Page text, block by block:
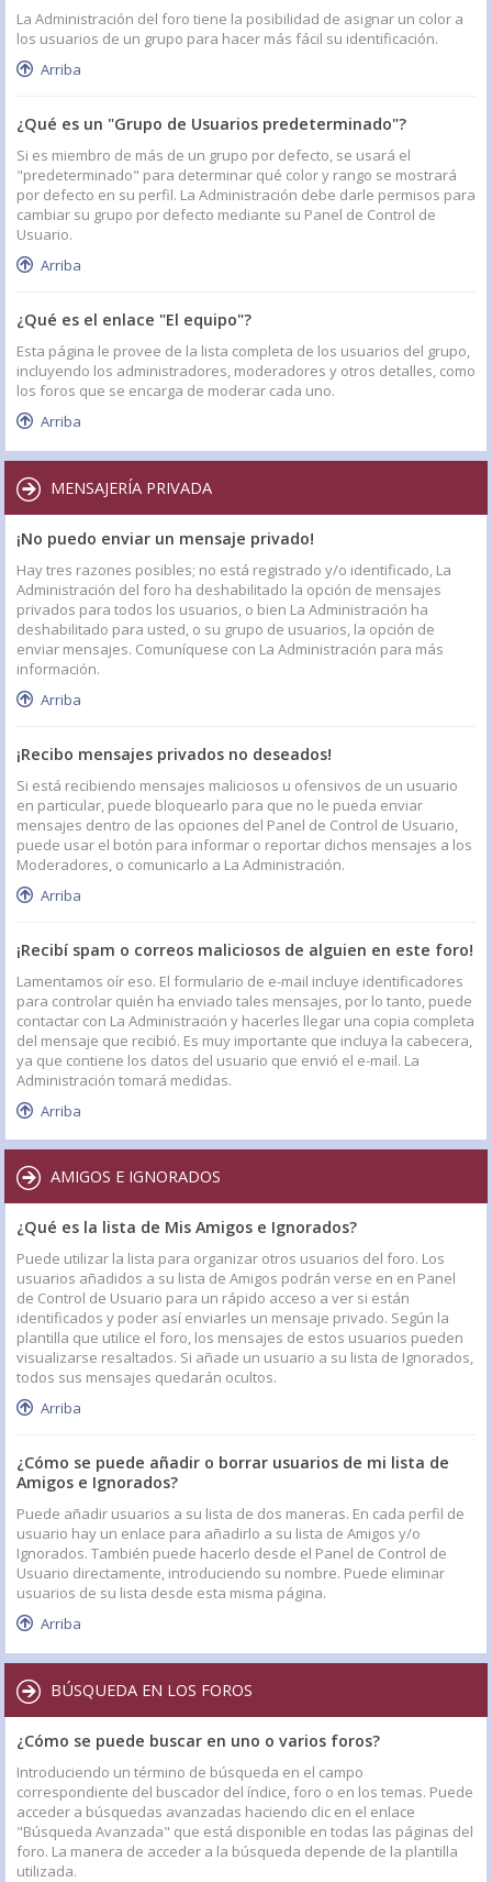
La Administración del foro tiene la posibilidad de asignar un color a
los usuarios de un grupo para hacer más fácil su identificación.
Arriba
¿Qué es un "Grupo de Usuarios predeterminado"?
Si es miembro de más de un grupo por defecto, se usará el
"predeterminado" para determinar qué color y rango se mostrará
por defecto en su perfil. La Administración debe darle permisos para
cambiar su grupo por defecto mediante su Panel de Control de
Usuario.
Arriba
¿Qué es el enlace "El equipo"?
Esta página le provee de la lista completa de los usuarios del grupo,
incluyendo los administradores, moderadores y otros detalles, como
los foros que se encarga de moderar cada uno.
Arriba
MENSAJERÍA PRIVADA
¡No puedo enviar un mensaje privado!
Hay tres razones posibles; no está registrado y/o identificado, La
Administración del foro ha deshabilitado la opción de mensajes
privados para todos los usuarios, o bien La Administración ha
deshabilitado para usted, o su grupo de usuarios, la opción de
enviar mensajes. Comuníquese con La Administración para más
información.
Arriba
¡Recibo mensajes privados no deseados!
Si está recibiendo mensajes maliciosos u ofensivos de un usuario
en particular, puede bloquearlo para que no le pueda enviar
mensajes dentro de las opciones del Panel de Control de Usuario,
puede usar el botón para informar o reportar dichos mensajes a los
Moderadores, o comunicarlo a La Administración.
Arriba
¡Recibí spam o correos maliciosos de alguien en este foro!
Lamentamos oír eso. El formulario de e-mail incluye identificadores
para controlar quién ha enviado tales mensajes, por lo tanto, puede
contactar con La Administración y hacerles llegar una copia completa
del mensaje que recibió. Es muy importante que incluya la cabecera,
ya que contiene los datos del usuario que envió el e-mail. La
Administración tomará medidas.
Arriba
AMIGOS E IGNORADOS
¿Qué es la lista de Mis Amigos e Ignorados?
Puede utilizar la lista para organizar otros usuarios del foro. Los
usuarios añadidos a su lista de Amigos podrán verse en en Panel
de Control de Usuario para un rápido acceso a ver si están
identificados y poder así enviarles un mensaje privado. Según la
plantilla que utilice el foro, los mensajes de estos usuarios pueden
visualizarse resaltados. Si añade un usuario a su lista de Ignorados,
todos sus mensajes quedarán ocultos.
Arriba
¿Cómo se puede añadir o borrar usuarios de mi lista de
Amigos e Ignorados?
Puede añadir usuarios a su lista de dos maneras. En cada perfil de
usuario hay un enlace para añadirlo a su lista de Amigos y/o
Ignorados. También puede hacerlo desde el Panel de Control de
Usuario directamente, introduciendo su nombre. Puede eliminar
usuarios de su lista desde esta misma página.
Arriba
BÚSQUEDA EN LOS FOROS
¿Cómo se puede buscar en uno o varios foros?
Introduciendo un término de búsqueda en el campo
correspondiente del buscador del índice, foro o en los temas. Puede
acceder a búsquedas avanzadas haciendo clic en el enlace
"Búsqueda Avanzada" que está disponible en todas las páginas del
foro. La manera de acceder a la búsqueda depende de la plantilla
utilizada.